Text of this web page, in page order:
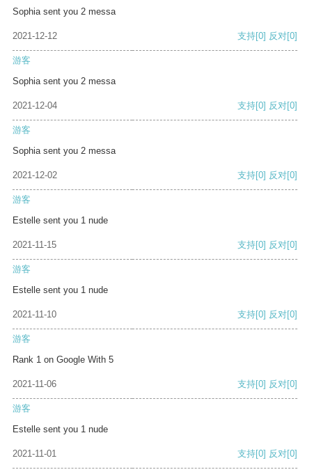
Sophia sent you 2 messa
2021-12-12 支持[0] 反对[0]
游客
Sophia sent you 2 messa
2021-12-04 支持[0] 反对[0]
游客
Sophia sent you 2 messa
2021-12-02 支持[0] 反对[0]
游客
Estelle sent you 1 nude
2021-11-15 支持[0] 反对[0]
游客
Estelle sent you 1 nude
2021-11-10 支持[0] 反对[0]
游客
Rank 1 on Google With 5
2021-11-06 支持[0] 反对[0]
游客
Estelle sent you 1 nude
2021-11-01 支持[0] 反对[0]